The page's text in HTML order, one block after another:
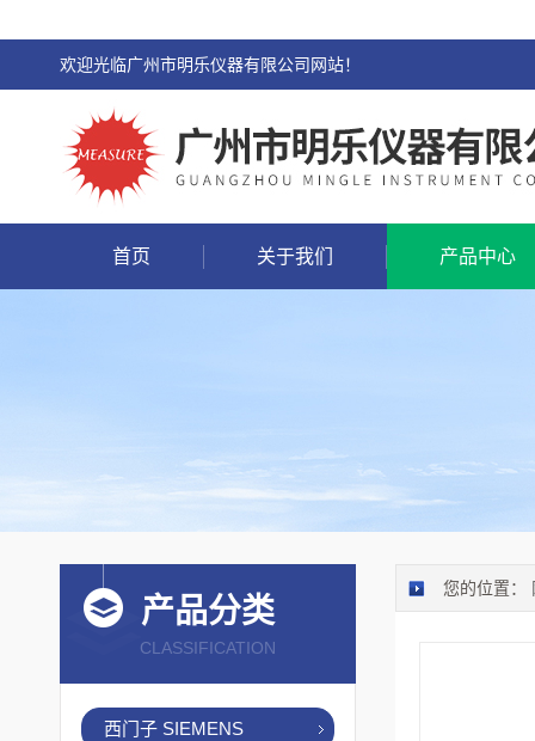
欢迎光临广州市明乐仪器有限公司网站！
首页 关于我们 产品中心
您的位置：
产品分类
CLASSIFICATION
西门子 SIEMENS